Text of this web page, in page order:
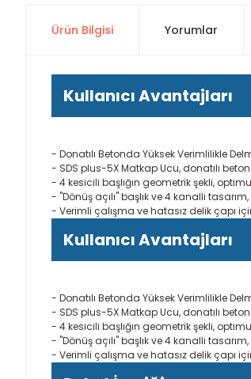
Ürün Bilgisi Yorumlar
Kullanıcı Avantajları
- Donatılı Betonda Yüksek Verimlilikle
- SDS plus-5X Matkap Ucu, donatılı
- 4 kesicili başlığın geometrik şekli,
- "Dönüş açılı" başlık ve 4 kanallı
- Verimli çalışma ve hatasız delik çapı
Kullanıcı Avantajları
- Donatılı Betonda Yüksek Verimlilikle
- SDS plus-5X Matkap Ucu, donatılı
- 4 kesicili başlığın geometrik şekli,
- "Dönüş açılı" başlık ve 4 kanallı
- Verimli çalışma ve hatasız delik çapı